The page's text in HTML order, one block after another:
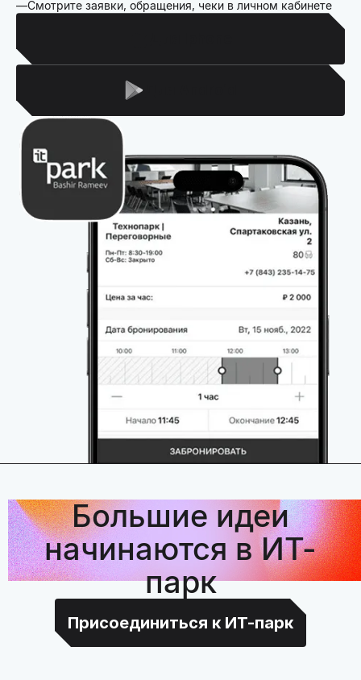
Смотрите заявки, обращения, чеки в личном кабинете
Большие идеи
начинаются в ИТ-
парк
Присоединиться к ИТ-парк